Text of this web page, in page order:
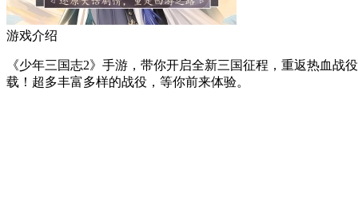
游戏介绍
《少年三国志2》手游，带你开启全新三国征程，重返热血
载！超多丰富多样的战役，等你前来体验。